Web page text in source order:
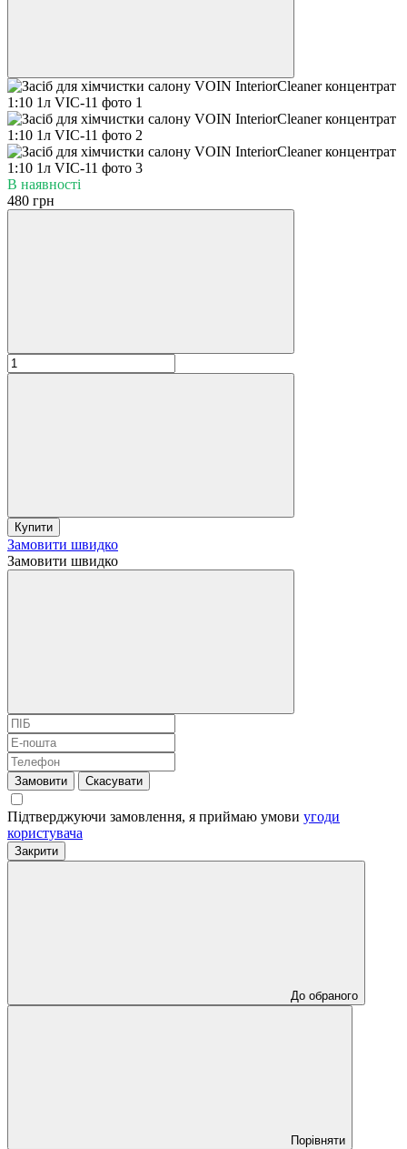
В наявності
480 грн
Купити
Замовити швидко
Замовити швидко
Замовити Скасувати
Підтверджуючи замовлення, я приймаю умови угоди
користувача
Закрити
До обраного
Порівняти